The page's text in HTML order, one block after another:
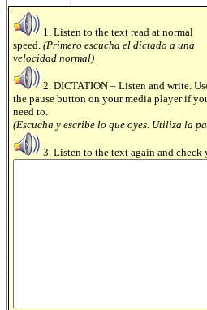
1. Listen to the text read at normal
speed. (Primero escucha el dictado a una
velocidad normal)
2. DICTATION – Listen and write.
the pause button on your media player if
need to.
(Escucha y escribe lo que oyes. Utiliza la
3. Listen to the text again and